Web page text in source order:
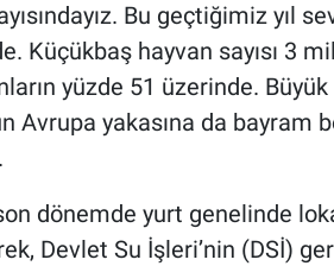
Bu geçtiğimiz yıl
Küçükbaş hayvan sayısı 3
yüzde 51 üzerinde.
Avrupa yakasına da bayram
dönemde yurt genelinde
Devlet Su İşleri’nin (DSİ)